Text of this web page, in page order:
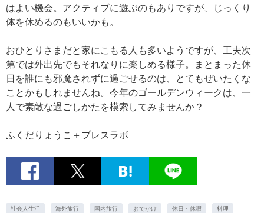
はよい機会。アクティブに遊ぶのもありですが、じっくり
体を休めるのもいいかも。
おひとりさまだと家にこもる人も多いようですが、工夫次
第では外出先でもそれなりに楽しめる様子。まとまった休
日を誰にも邪魔されずに過ごせるのは、とてもぜいたくな
ことかもしれませんね。今年のゴールデンウィークは、一
人で素敵な過ごしかたを模索してみませんか？
ふくだりょうこ＋プレスラボ
社会人生活 海外旅行 国内旅行 おでかけ 休日・休暇 料理